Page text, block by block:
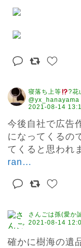
寝落ち上等
?花
@yx_hanayama
2021-08-14
今後自社で広告
になってくるの
てくると思われ
ran …
さんごは孫(愛か
2021-08-14
確かに樹海の遺